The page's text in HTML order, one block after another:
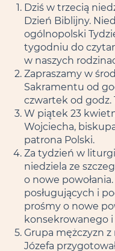
Dziś w trzecią
Dzień Biblijny.
ogólnopolski
tygodniu do
w naszych
Zapraszamy w
Sakramentu od
czwartek od godz.
W piątek 23
Wojciecha,
patrona Polski.
Za tydzień w
niedziela ze
o nowe
posługujących i
prośmy o nowe
konsekrowanego
Grupa mężczyzn z
Józefa